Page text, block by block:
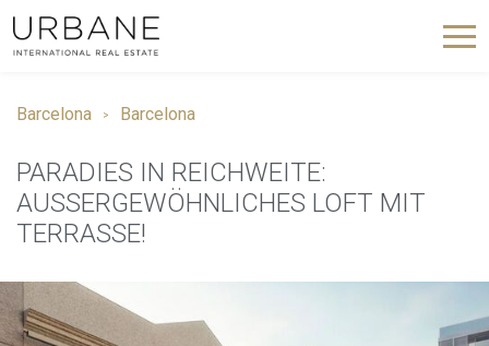
Barcelona Barcelona
PARADIES IN REICHWEITE:
AUSSERGEWÖHNLICHES LOFT MIT T
ERRASSE!